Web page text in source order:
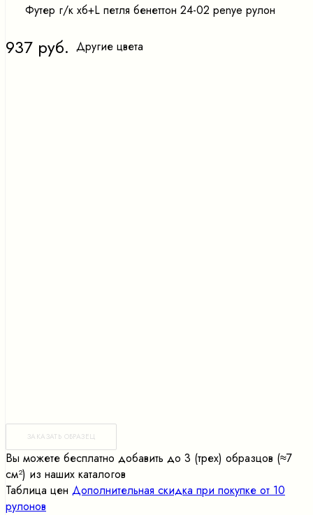
Футер г/к хб+L петля бенеттон 24-02 penye рулон
937 руб. Другие цвета
ЗАКАЗАТЬ ОБРАЗЕЦ
Вы можете бесплатно добавить до 3 (трех) образцов (≈7
cм²) из наших каталогов
Таблица цен Дополнительная скидка при покупке от 10
рулонов